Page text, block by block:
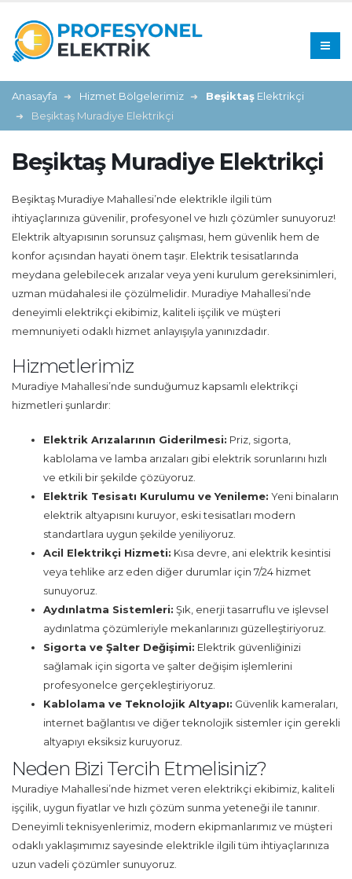
Anasayfa Hizmet Bölgelerimiz Beşiktaş Elektrikçi
Beşiktaş Muradiye Elektrikçi
Beşiktaş Muradiye Elektrikçi
Beşiktaş Muradiye Mahallesi’nde elektrikle ilgili tüm
ihtiyaçlarınıza güvenilir, profesyonel ve hızlı çözümler sunuyoruz!
Elektrik altyapısının sorunsuz çalışması, hem güvenlik hem de
konfor açısından hayati önem taşır. Elektrik tesisatlarında
meydana gelebilecek arızalar veya yeni kurulum gereksinimleri,
uzman müdahalesi ile çözülmelidir. Muradiye Mahallesi’nde
deneyimli elektrikçi ekibimiz, kaliteli işçilik ve müşteri
memnuniyeti odaklı hizmet anlayışıyla yanınızdadır.
Hizmetlerimiz
Muradiye Mahallesi’nde sunduğumuz kapsamlı elektrikçi
hizmetleri şunlardır:
Elektrik Arızalarının Giderilmesi: Priz, sigorta,
kablolama ve lamba arızaları gibi elektrik sorunlarını hızlı
ve etkili bir şekilde çözüyoruz.
Elektrik Tesisatı Kurulumu ve Yenileme: Yeni binaların
elektrik altyapısını kuruyor, eski tesisatları modern
standartlara uygun şekilde yeniliyoruz.
Acil Elektrikçi Hizmeti: Kısa devre, ani elektrik kesintisi
veya tehlike arz eden diğer durumlar için 7/24 hizmet
sunuyoruz.
Aydınlatma Sistemleri: Şık, enerji tasarruflu ve işlevsel
aydınlatma çözümleriyle mekanlarınızı güzelleştiriyoruz.
Sigorta ve Şalter Değişimi: Elektrik güvenliğinizi
sağlamak için sigorta ve şalter değişim işlemlerini
profesyonelce gerçekleştiriyoruz.
Kablolama ve Teknolojik Altyapı: Güvenlik kameraları,
internet bağlantısı ve diğer teknolojik sistemler için gerekli
altyapıyı eksiksiz kuruyoruz.
Neden Bizi Tercih Etmelisiniz?
Muradiye Mahallesi’nde hizmet veren elektrikçi ekibimiz, kaliteli
işçilik, uygun fiyatlar ve hızlı çözüm sunma yeteneği ile tanınır.
Deneyimli teknisyenlerimiz, modern ekipmanlarımız ve müşteri
odaklı yaklaşımımız sayesinde elektrikle ilgili tüm ihtiyaçlarınıza
uzun vadeli çözümler sunuyoruz.